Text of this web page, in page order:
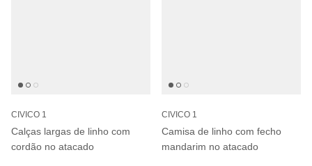
CIVICO 1
Calças largas de linho com
cordão no atacado
CIVICO 1
Camisa de linho com fecho
mandarim no atacado